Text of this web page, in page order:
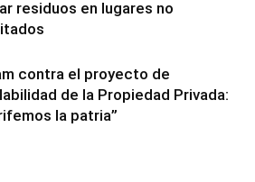
residuos en lugares no
contra el proyecto de
de la Propiedad Privada:
la patria”